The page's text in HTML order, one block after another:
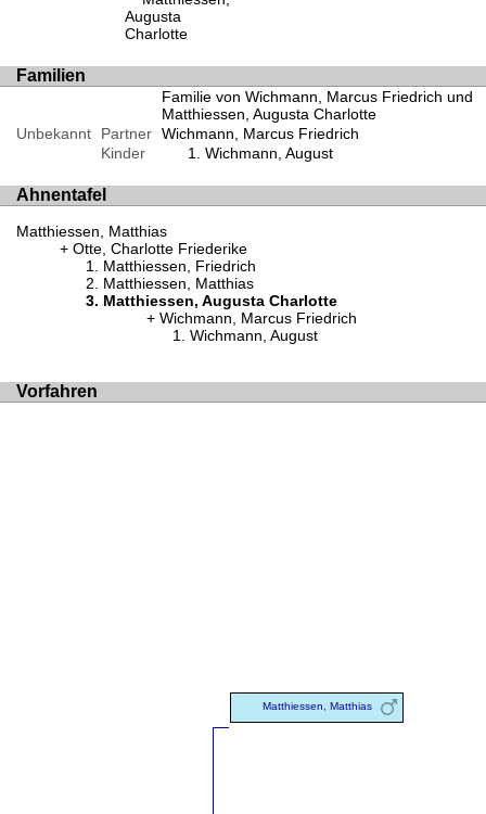
Augusta
Charlotte
Familien
Familie von Wichmann, Marcus Friedrich und
Matthiessen, Augusta Charlotte
Unbekannt
Partner Wichmann, Marcus Friedrich
Kinder
Wichmann, August
Ahnentafel
Matthiessen, Matthias
Otte, Charlotte Friederike
Matthiessen, Friedrich
Matthiessen, Matthias
Matthiessen, Augusta Charlotte
Wichmann, Marcus Friedrich
Wichmann, August
Vorfahren
Matthiessen, Matthias